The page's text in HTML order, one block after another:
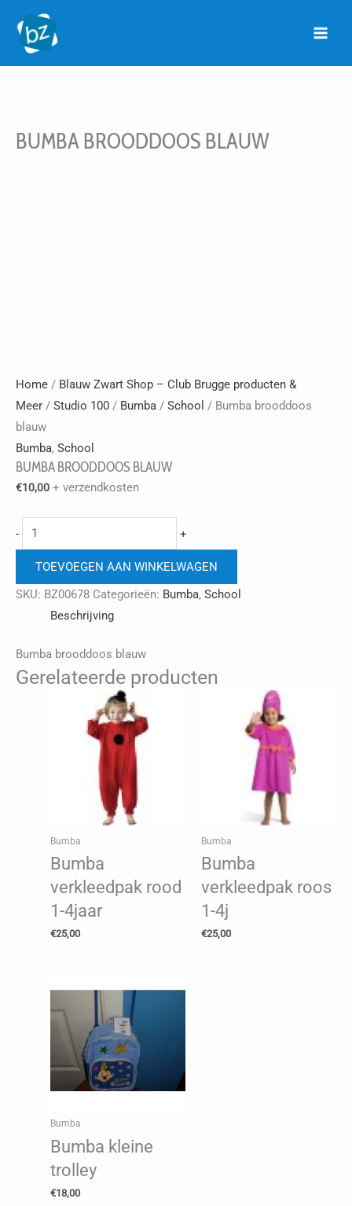
naar
BUMBA BROODDOOS BLAUW
Home / Blauw Zwart Shop – Club Brugge producten &
Meer / Studio 100 / Bumba / School / Bumba brooddoos
blauw
Bumba, School
BUMBA BROODDOOS BLAUW
€10,00 + verzendkosten
-
Bumba
brooddoos
blauw
aantal
+
TOEVOEGEN AAN WINKELWAGEN
SKU: BZ00678 Categorieën: Bumba, School
Beschrijving
Bumba brooddoos blauw
Gerelateerde producten
Bumba
Bumba
verkleedpak rood
1-4jaar
€25,00
Bumba
Bumba
verkleedpak roos
1-4j
€25,00
Bumba
Bumba kleine
trolley
€18,00